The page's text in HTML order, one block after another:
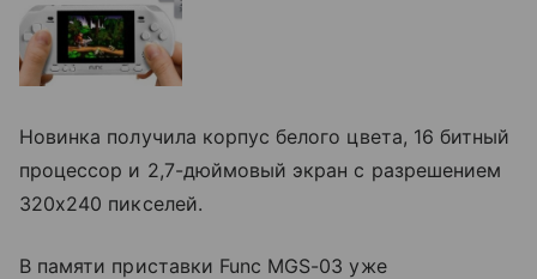
Новинка получила корпус белого цвета, 16 битный
процессор и 2,7-дюймовый экран с разрешением
320х240 пикселей.
В памяти приставки Func MGS-03 уже